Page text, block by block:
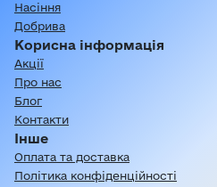
Насіння
Добрива
Корисна інформація
Акції
Про нас
Блог
Контакти
Інше
Оплата та доставка
Політика конфіденційності